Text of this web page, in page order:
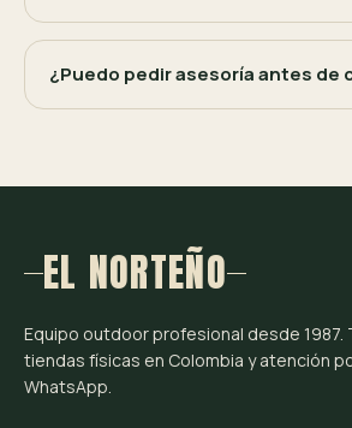
¿Puedo pedir asesoría antes de
EL NORTEÑO
Equipo outdoor profesional desde 1987.
tiendas físicas en Colombia y atención
WhatsApp.